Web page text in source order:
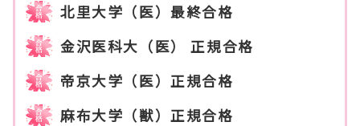
北里大学（医）最終合格
金沢医科大（医） 正規合格
帝京大学（医）正規合格
麻布大学（獣）正規合格